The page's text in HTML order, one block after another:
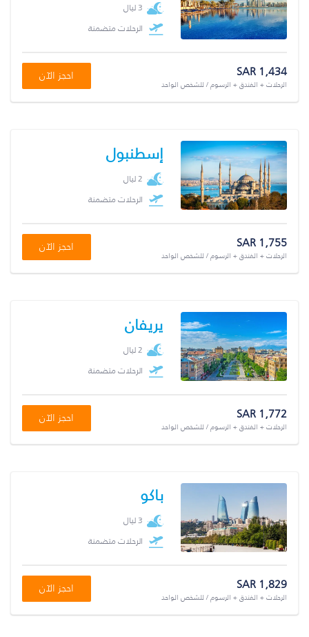
3 ليال
الرحلات متضمنة
SAR 1,434
الرحلات + الفندق + الرسوم / للشخص الواحد
احجز الآن
إسطنبول
2 ليال
الرحلات متضمنة
SAR 1,755
الرحلات + الفندق + الرسوم / للشخص الواحد
احجز الآن
يريفان
2 ليال
الرحلات متضمنة
SAR 1,772
الرحلات + الفندق + الرسوم / للشخص الواحد
احجز الآن
باكو
3 ليال
الرحلات متضمنة
SAR 1,829
الرحلات + الفندق + الرسوم / للشخص الواحد
احجز الآن